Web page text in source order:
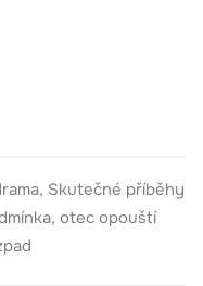
, Skutečné příběhy
, otec opouští